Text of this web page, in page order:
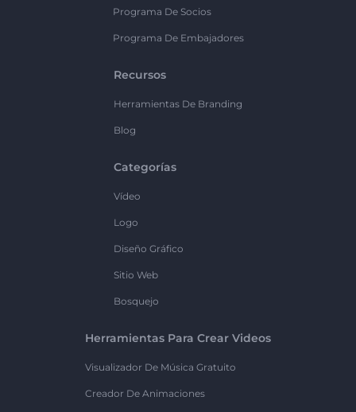
Programa De Socios
Programa De Embajadores
Recursos
Herramientas De Branding
Blog
Categorías
Vídeo
Logo
Diseño Gráfico
Sitio Web
Bosquejo
Herramientas Para Crear Videos
Visualizador De Música Gratuito
Creador De Animaciones